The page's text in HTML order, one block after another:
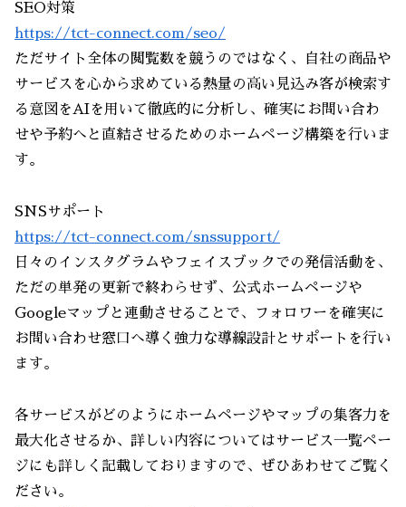
SEO対策
https://tct-connect.com/seo/
ただサイト全体の閲覧数を競うのではなく、自社の商品や
サービスを心から求めている熱量の高い見込み客が検索す
る意図をAIを用いて徹底的に分析し、確実にお問い合わ
せや予約へと直結させるためのホームページ構築を行いま
す。
SNSサポート
https://tct-connect.com/snssupport/
日々のインスタグラムやフェイスブックでの発信活動を、
ただの単発の更新で終わらせず、公式ホームページや
Googleマップと連動させることで、フォロワーを確実に
お問い合わせ窓口へ導く強力な導線設計とサポートを行い
ます。
各サービスがどのようにホームページやマップの集客力を
最大化させるか、詳しい内容についてはサービス一覧ペー
ジにも詳しく記載しておりますので、ぜひあわせてご覧く
ださい。